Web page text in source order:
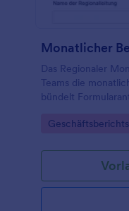
Das Regionaler
Teams die
bündelt
Abstimmung
Go to Category: